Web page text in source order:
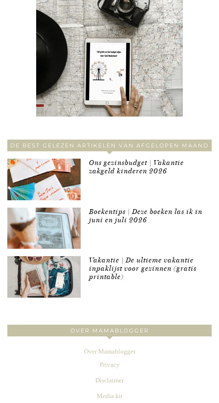
DE BEST GELEZEN ARTIKELEN VAN AFGELOPEN MAAND
Ons gezinsbudget | Vakantie
zakgeld kinderen 2026
Boekentips | Deze boeken las ik in
juni en juli 2026
Vakantie | De ultieme vakantie
inpaklijst voor gezinnen (gratis
printable)
OVER MAMABLOGGER
Over Mamablogger
Privacy
Disclaimer
Media kit